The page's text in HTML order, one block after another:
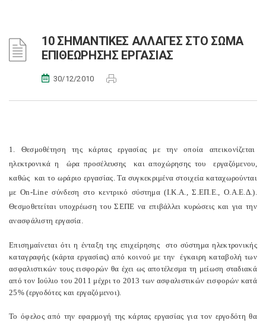
10 ΣΗΜΑΝΤΙΚΕΣ ΑΛΛΑΓΕΣ ΣΤΟ ΣΩΜΑ
ΕΠΙΘΕΩΡΗΣΗΣ ΕΡΓΑΣΙΑΣ
30/12/2010
1. Θεσμοθέτηση της κάρτας εργασίας με την οποία απεικονίζεται
ηλεκτρονικά η ώρα προσέλευσης και αποχώρησης του εργαζόμενου,
καθώς και το ωράριο εργασίας. Τα συγκεκριμένα στοιχεία καταχωρούνται
με On-Line σύνδεση στο κεντρικό σύστημα (Ι.Κ.Α., Σ.ΕΠ.Ε., Ο.Α.Ε.Δ.).
Θεσμοθετείται υποχρέωση του ΣΕΠΕ να επιβάλλει κυρώσεις και για την
ανασφάλιστη εργασία.
Επισημαίνεται ότι η ένταξη της επιχείρησης στο σύστημα ηλεκτρονικής
καταγραφής (κάρτα εργασίας) από κοινού με την έγκαιρη καταβολή των
ασφαλιστικών τους εισφορών θα έχει ως αποτέλεσμα τη μείωση σταδιακά
από τον Ιούλιο του 2011 μέχρι το 2013 των ασφαλιστικών εισφορών κατά
25% (εργοδότες και εργαζόμενοι).
Το όφελος από την εφαρμογή της κάρτας εργασίας για τον εργοδότη θα